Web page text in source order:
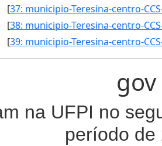
[
[
[
gov
na UFPI no
período de